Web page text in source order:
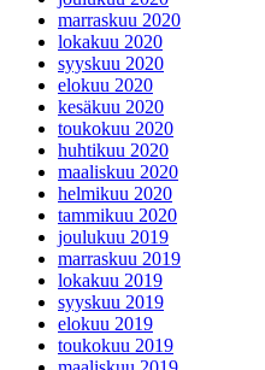
marraskuu 2020
lokakuu 2020
syyskuu 2020
elokuu 2020
kesäkuu 2020
toukokuu 2020
huhtikuu 2020
maaliskuu 2020
helmikuu 2020
tammikuu 2020
joulukuu 2019
marraskuu 2019
lokakuu 2019
syyskuu 2019
elokuu 2019
toukokuu 2019